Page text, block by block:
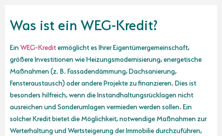
Was ist ein WEG-Kredit?
EinWEG-Kreditermöglicht es Ihrer Eigentümergemeinschaft,
größere Investitionen wie Heizungsmodernisierung, energetische
Maßnahmen (z. B. Fassadendämmung, Dachsanierung,
Fensteraustausch) oder andere Projekte zu finanzieren. Dies ist
besonders hilfreich, wenn die Instandhaltungsrücklagen nicht
ausreichen und Sonderumlagen vermieden werden sollen. Ein
solcher Kredit bietet die Möglichkeit, notwendige Maßnahmen zur
Werterhaltung und Wertsteigerung der Immobilie durchzuführen,